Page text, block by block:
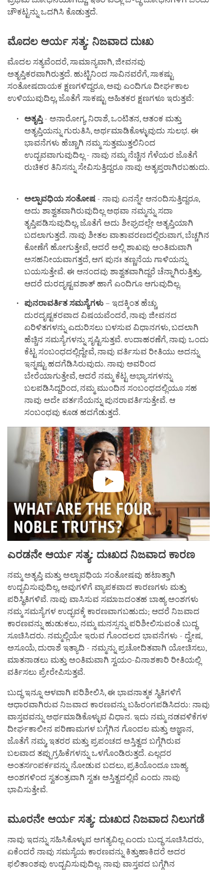
ಚೌಕಟ್ಟನ್ನು ಒದಗಿಸಿ ಕೊಡುತ್ತದೆ.
ಮೊದಲ ಆರ್ಯ ಸತ್ಯ: ನಿಜವಾದ ದುಃಖ
ಮೊದಲ ಸತ್ಯವೆಂದರೆ, ಸಾಮಾನ್ಯವಾಗಿ, ಜೀವನವು
ಅತೃಪ್ತಿಕರವಾಗಿರುತ್ತದೆ. ಹುಟ್ಟಿನಿಂದ ಸಾವಿನವರೆಗೆ, ಸಾಕಷ್ಟು
ಸಂತೋಷದಾಯಕ ಕ್ಷಣಗಳಿದ್ದರೂ, ಅವು ಎಂದಿಗೂ ದೀರ್ಘಕಾಲ
ಉಳಿಯುವುದಿಲ್ಲ, ಜೊತೆಗೆ ಸಾಕಷ್ಟು ಅಹಿತಕರ ಕ್ಷಣಗಳೂ ಇರುತ್ತವೆ:
ಅತೃಪ್ತಿ- ಅನಾರೋಗ್ಯ, ನಿರಾಶೆ, ಒಂಟಿತನ, ಆತಂಕ ಮತ್ತು
ಅತೃಪ್ತಿಯನ್ನು ಗುರುತಿಸಿ, ಅರ್ಥಮಾಡಿಕೊಳ್ಳುವುದು ಸುಲಭ. ಈ
ಭಾವನೆಗಳು ಹೆಚ್ಚಾಗಿ ನಮ್ಮ ಸುತ್ತಮುತ್ತಲಿನಿಂದ
ಉದ್ಭವವಾಗುವುದಿಲ್ಲ - ನಾವು ನಮ್ಮ ನೆಚ್ಚಿನ ಗೆಳೆಯರ ಜೊತೆಗೆ
ರುಚಿಕರ ತಿನಿಸನ್ನು ಸೇವಿಸುತ್ತಿದ್ದರೂ ನಾವು ಅತೃಪ್ತರಾಗಿರಬಹುದು.
ಅಲ್ಪಾವಧಿಯ ಸಂತೋಷ - ನಾವು ಏನನ್ನೇ ಆನಂದಿಸುತ್ತಿದ್ದರೂ,
ಅದು ಶಾಶ್ವತವಾಗಿರುವುದಿಲ್ಲ ಅಥವಾ ನಮ್ಮನ್ನು ಸದಾ
ತೃಪ್ತಿಪಡಿಸುವುದಿಲ್ಲ, ಜೊತೆಗೆ ಅದು ಶೀಘ್ರದಲ್ಲೇ ಅತೃಪ್ತಿಯಾಗಿ
ಬದಲಾಗುತ್ತದೆ. ನಾವು ಶೀತಲ ವಾತಾವರಣದಲ್ಲಿರುವಾಗ, ಬೆಚ್ಚಗಿನ
ಕೋಣೆಗೆ ಹೋಗುತ್ತೇವೆ, ಆದರೆ ಅಲ್ಲಿ ಶಾಖವು ಅಂತಿಮವಾಗಿ
ಅಸಹನೀಯವಾಗತ್ತದೆ, ಆಗ ಪುನಃ ತಣ್ಣನೆಯ ಗಾಳಿಯನ್ನು
ಬಯಸುತ್ತೇವೆ. ಈ ಆನಂದವು ಶಾಶ್ವತವಾಗಿದ್ದರೆ ಚೆನ್ನಾಗಿರುತ್ತಿತ್ತು,
ಆದರೆ ದುರದೃಷ್ಟವಶಾತ್ ಹಾಗೆ ಎಂದಿಗೂ ಆಗುವುದಿಲ್ಲ.
ಪುನರಾವರ್ತಿತ ಸಮಸ್ಯೆಗಳು – ಇದಕ್ಕಿಂತ ಹೆಚ್ಚು
ದುರದೃಷ್ಟಕರವಾದ ವಿಷಯವೆಂದರೆ, ನಾವು ಜೀವನದ
ಏರಿಳಿತಗಳನ್ನು ಎದುರಿಸಲು ಬಳಸುವ ವಿಧಾನಗಳು, ಬದಲಾಗಿ
ಹೆಚ್ಚಿನ ಸಮಸ್ಯೆಗಳನ್ನು ಸೃಷ್ಟಿಸುತ್ತವೆ. ಉದಾಹರಣೆಗೆ, ನಾವು ಒಂದು
ಕೆಟ್ಟ ಸಂಬಂಧದಲ್ಲಿದ್ದೇವೆ, ನಾವು ವರ್ತಿಸುವ ರೀತಿಯು ಅದನ್ನು
ಇನ್ನಷ್ಟು ಹದಗೆಡಿಸಿರುವುದು. ನಾವು ಅವರಿಂದ
ಬೇರೆಯಾಗುತ್ತೇವೆ, ಆದರೆ ನಮ್ಮ ಕೆಟ್ಟ ಅಭ್ಯಾಸಗಳನ್ನು
ಬಲಪಡಿಸಿದ್ದರಿಂದ, ನಮ್ಮ ಮುಂದಿನ ಸಂಬಂಧದಲ್ಲಿಯೂ ಸಹ
ನಾವು ಅದೇ ವರ್ತನೆಯನ್ನು ಪುನರಾವರ್ತಿಸುತ್ತೇವೆ. ಆ
ಸಂಬಂಧವು ಕೂಡ ಹದಗೆಡುತ್ತದೆ.
ಎರಡನೇ ಆರ್ಯ ಸತ್ಯ: ದುಃಖದ ನಿಜವಾದ ಕಾರಣ
ನಮ್ಮ ಅತೃಪ್ತಿ ಮತ್ತು ಅಲ್ಪಾವಧಿಯ ಸಂತೋಷವು ಹಟಾತ್ತಾಗಿ
ಉದ್ಭವಿಸುವುದಿಲ್ಲ, ಅವುಗಳಿಗೆ ವ್ಯಾಪಕವಾದ ಕಾರಣಗಳು ಮತ್ತು
ಪರಿಸ್ಥಿತಿಗಳಿವೆ. ನಾವು ವಾಸಿಸುವ ಸಮಾಜದಂತಹ ಬಾಹ್ಯ ಅಂಶಗಳು
ನಮ್ಮ ಸಮಸ್ಯೆಗಳ ಉದ್ಭವಕ್ಕೆ ಕಾರಣವಾಗಬಹುದು; ಆದರೆ ನಿಜವಾದ
ಕಾರಣವನ್ನು ಹುಡುಕಲು, ನಮ್ಮ ಮನಸ್ಸನ್ನು ಪರಿಶೀಲಿಸುವಂತೆ ಬುದ್ಧ
ಸೂಚಿಸಿದರು. ನಮ್ಮಲ್ಲಿಯೇ ಇರುವ ಗೊಂದಲದ ಭಾವನೆಗಳು - ದ್ವೇಷ,
ಅಸೂಯೆ, ದುರಾಶೆ ಇತ್ಯಾದಿ - ನಮ್ಮನ್ನು ಪ್ರಚೋದಿತವಾಗಿ ಯೋಚಿಸಲು,
ಮಾತನಾಡಲು ಮತ್ತು ಅಂತಿಮವಾಗಿ ಸ್ವಯಂ-ವಿನಾಶಕಾರಿ ರೀತಿಯಲ್ಲಿ
ವರ್ತಿಸಲು ಪ್ರೇರೇಪಿಸುತ್ತವೆ.
ಬುದ್ಧ ಇನ್ನೂ ಆಳವಾಗಿ ಪರಿಶೀಲಿಸಿ, ಈ ಭಾವನಾತ್ಮಕ ಸ್ಥಿತಿಗಳಿಗೆ
ಆಧಾರವಾಗಿರುವ ನಿಜವಾದ ಕಾರಣವನ್ನು ಬಹಿರಂಗಪಡಿಸಿದರು: ನಾವು
ವಾಸ್ತವವನ್ನು ಅರ್ಥಮಾಡಿಕೊಳ್ಳುವ ವಿಧಾನ. ಇದು ನಮ್ಮ ನಡವಳಿಕೆಗಳ
ದೀರ್ಘಕಾಲೀನ ಪರಿಣಾಮಗಳ ಬಗ್ಗೆಗಿನ ಗೊಂದಲ ಮತ್ತು ಅಜ್ಞಾನ,
ಜೊತೆಗೆ ನಮ್ಮ, ಇತರರ ಮತ್ತು ಪ್ರಪಂಚದ ಅಸ್ತಿತ್ವದ ಬಗ್ಗೆಗಿರುವ
ಬಲವಾದ ತಪ್ಪುಗ್ರಹಿಕೆಗಳನ್ನು ಒಳಗೊಂಡಿರುತ್ತದೆ. ಎಲ್ಲದರ
ಅಂತರ್ಸಂಪರ್ಕವನ್ನು ನೋಡುವ ಬದಲು, ಪ್ರತಿಯೊಂದೂ ಬಾಹ್ಯ
ಅಂಶಗಳಿಂದ ಸ್ವತಂತ್ರವಾಗಿ ಸ್ವತಃ ಅಸ್ತಿತ್ವದಲ್ಲಿವೆ ಎಂದು ನಾವು
ಭಾವಿಸುತ್ತೇವೆ.
ಮೂರನೇ ಆರ್ಯ ಸತ್ಯ: ದುಃಖದ ನಿಜವಾದ ನಿಲುಗಡೆ
ನಾವು ಇದನ್ನು ಸಹಿಸಿಕೊಳ್ಳುವ ಅಗತ್ಯವಿಲ್ಲ ಎಂದು ಬುದ್ಧ ಸೂಚಿಸಿದರು,
ಏಕೆಂದರೆ ನಾವು ಸಮಸ್ಯೆಯ ಕಾರಣವನ್ನು ಕಿತ್ತುಹಾಕಿದರೆ ಅದರ
ಫಲಿತಾಂಶವು ಉದ್ಭವಿಸುವುದಿಲ್ಲ. ನಾವು ವಾಸ್ತವದ ಬಗ್ಗೆಗಿನ